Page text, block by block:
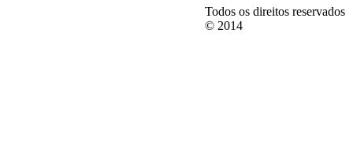
Todos os direitos reservados
© 2014